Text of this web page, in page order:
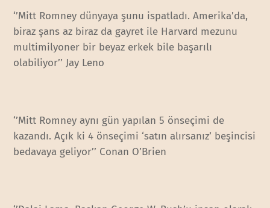
‘’Mitt Romney dünyaya şunu ispatladı. Amerika’da,
biraz şans az biraz da gayret ile Harvard mezunu
multimilyoner bir beyaz erkek bile başarılı
olabiliyor’’ Jay Leno
‘’Mitt Romney aynı gün yapılan 5 önseçimi de
kazandı. Açık ki 4 önseçimi ‘satın alırsanız’ beşincisi
bedavaya geliyor’’ Conan O’Brien